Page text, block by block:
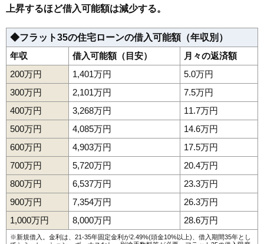
上昇するほど借入可能額は減少する。
◆フラット35の住宅ローンの借入可能額（年収別）
年収
借入可能額（目安）
月々の返済額
200万円
1,401万円
5.0万円
300万円
2,101万円
7.5万円
400万円
3,268万円
11.7万円
500万円
4,085万円
14.6万円
600万円
4,903万円
17.5万円
700万円
5,720万円
20.4万円
800万円
6,537万円
23.3万円
900万円
7,354万円
26.3万円
1,000万円
8,000万円 28.6万円
※新規借入。金利は、21-35年固定金利が2.49%(頭金10%以上)、借入期間35年とし